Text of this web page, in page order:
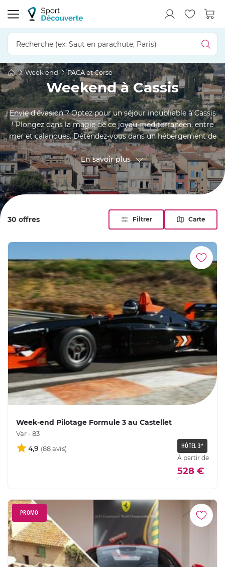
Week end PACA et Corse
Weekend à Cassis
Envie d'évasion ? Optez pour un séjour inoubliable à Cassis
! Plongez dans la magie de ce joyau méditerranéen, entre
mer et calanques. Détendez-vous dans un hébergement de
rêve, que ce soit une élégante chambre d'hôtel avec spa,
une escapade gourmande ou une expérience insolite en
cabane dans les arbres ou sur l'eau. Laissez-vous séduire par
la beauté de la nature et le charme du tourisme provençal.
En savoir plus
30 offres Filtrer Carte
Week-end Pilotage Formule 3 au Castellet
Var - 83
4,9 HÔTEL 3*
À partir de
528 €
PROMO